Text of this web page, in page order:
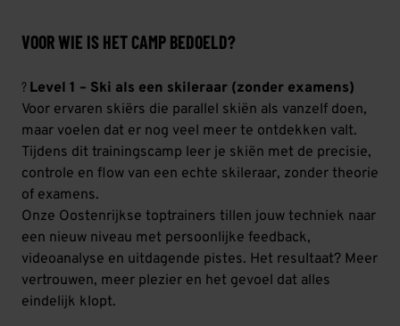
VOOR WIE IS HET CAMP BEDOELD?
? Level 1 – Ski als een skileraar (zonder examens)
Voor ervaren skiërs die parallel skiën als vanzelf doen,
maar voelen dat er nog veel meer te ontdekken valt.
Tijdens dit trainingscamp leer je skiën met de precisie,
controle en flow van een echte skileraar, zonder theorie
of examens.
Onze Oostenrijkse toptrainers tillen jouw techniek naar
een nieuw niveau met persoonlijke feedback,
videoanalyse en uitdagende pistes. Het resultaat? Meer
vertrouwen, meer plezier en het gevoel dat alles
eindelijk klopt.